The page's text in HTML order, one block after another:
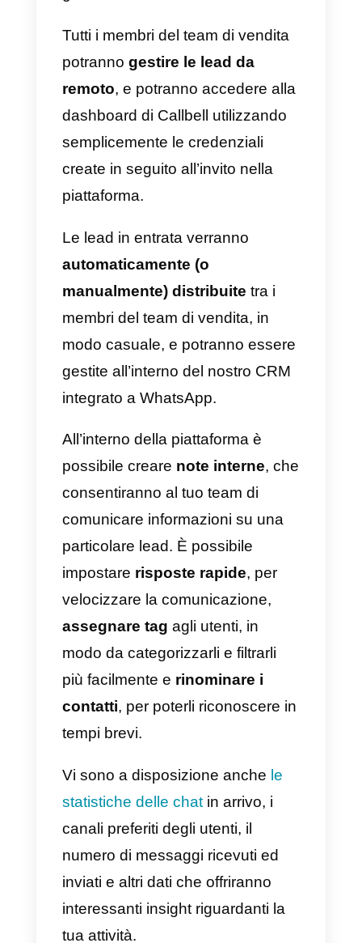
WhatsAppdi Callbell avrai a
disposizione un potente
strumento per la gestione delle
lead acquisite attraverso
WhatsApp. Non dovrai far altro
che creare un account gratuito di
Callbell e provare gratuitamente
piattaforma.
Sin dal periodo di prova gratuito
potrai integrare il tuo account di
WhatsApp ed invitare il tuo team
, che si occuperà di
gestire le lead in arrivo.
Tutti i membri del team di vendita
potrannogestire le lead da
remoto , e potranno accedere
dashboard di Callbell utilizzando
semplicemente le credenziali
create in seguito all’invito nella
piattaforma.
Le lead in entrata verranno
automaticamente (o
manualmente) distribuite
membri del team di vendita, in
modo casuale, e potranno